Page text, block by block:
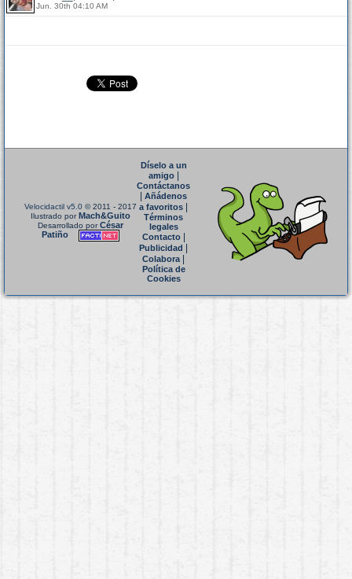
Jun. 30th 04:10 AM
Velocidactil v5.0 © 2011 - 2017
Ilustrado porMach&Guito
Desarrollado porCésar
Patiño
Díselo a un
amigo|
Contáctanos
Añádenos
a favoritos
Términos
legales
Contacto|
Publicidad
Colabora|
Política de
Cookies